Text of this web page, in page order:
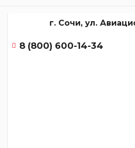
г. Сочи, ул.
8 (800) 600-14-34